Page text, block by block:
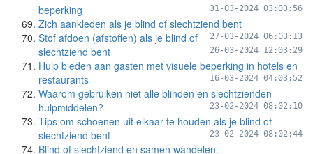
beperking
31-03-2024 03:03:56
Zich aankleden als je blind of slechtziend bent
27-03-2024 06:03:13
Stof afdoen (afstoffen) als je blind of
slechtziend bent
26-03-2024 12:03:29
Hulp bieden aan gasten met visuele beperking in hotels en
restaurants
16-03-2024 04:03:52
Waarom gebruiken niet alle blinden en slechtzienden
hulpmiddelen?
23-02-2024 08:02:10
Tips om schoenen uit elkaar te houden als je blind of
slechtziend bent
23-02-2024 08:02:44
Blind of slechtziend en samen wandelen: